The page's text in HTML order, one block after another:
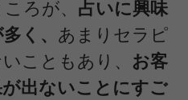
ろが、 占いに興味
く、 あまりセラピ
こともあり、 お客
出ないことにすご